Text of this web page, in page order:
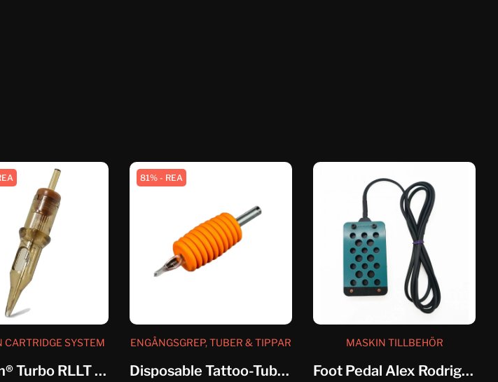
CARTRIDGE SYSTEM
Kwadron® Turbo RLLT Cartridge System
81% - REA
ENGÅNGSGREP, TUBER & TIPPAR
Disposable Tattoo-Tube Flat-Tip Unistar
MASKIN TILLBEHÖR
Foot Pedal Alex Rodriguez